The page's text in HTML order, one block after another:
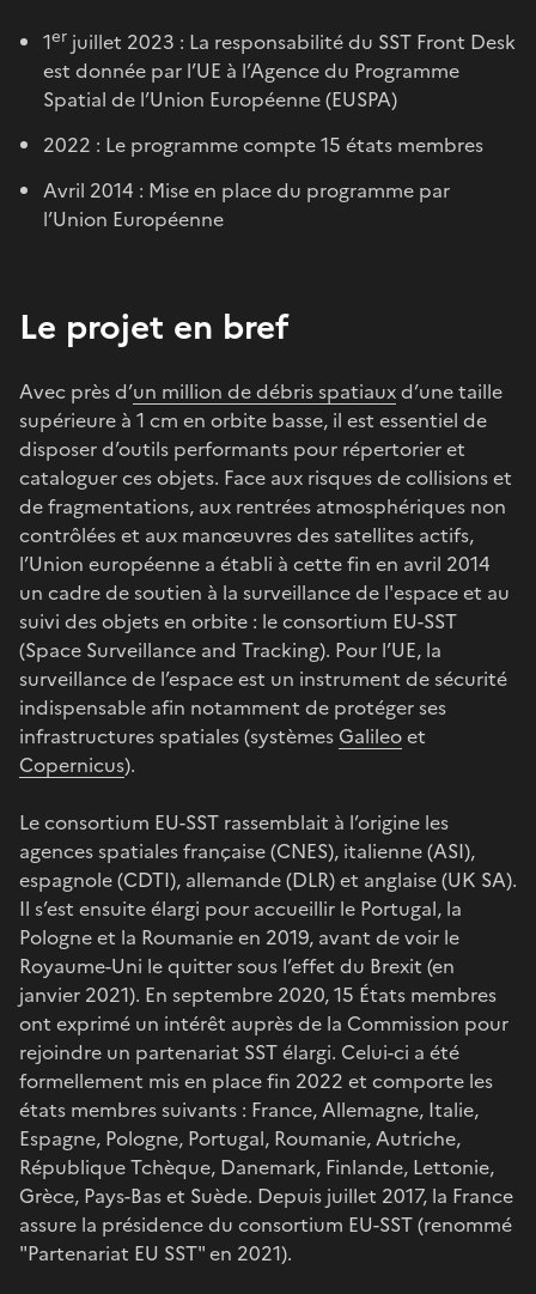
1er juillet 2023 : La responsabilité du SST Front Desk
est donnée par l’UE à l’Agence du Programme
Spatial de l’Union Européenne (EUSPA)
2022 : Le programme compte 15 états membres
Avril 2014 : Mise en place du programme par
l’Union Européenne
Le projet en bref
Avec près d’un million de débris spatiauxd’une taille
supérieure à 1 cm en orbite basse, il est essentiel de
disposer d’outils performants pour répertorier et
cataloguer ces objets. Face aux risques de collisions et
de fragmentations, aux rentrées atmosphériques non
contrôlées et aux manœuvres des satellites actifs,
l’Union européenne a établi à cette fin en avril 2014
un cadre de soutien à la surveillance de l'espace et au
suivi des objets en orbite : le consortium EU-SST
(Space Surveillance and Tracking). Pour l’UE, la
surveillance de l’espace est un instrument de sécurité
indispensable afin notamment de protéger ses
infrastructures spatiales (systèmes Galileoet
Copernicus).
Le consortium EU-SST rassemblait à l’origine les
agences spatiales française (CNES), italienne (ASI),
espagnole (CDTI), allemande (DLR) et anglaise (UK SA).
Il s’est ensuite élargi pour accueillir le Portugal, la
Pologne et la Roumanie en 2019, avant de voir le
Royaume-Uni le quitter sous l’effet du Brexit (en
janvier 2021). En septembre 2020, 15 États membres
ont exprimé un intérêt auprès de la Commission pour
rejoindre un partenariat SST élargi. Celui-ci a été
formellement mis en place fin 2022 et comporte les
états membres suivants : France, Allemagne, Italie,
Espagne, Pologne, Portugal, Roumanie, Autriche,
République Tchèque, Danemark, Finlande, Lettonie,
Grèce, Pays-Bas et Suède. Depuis juillet 2017, la France
assure la présidence du consortium EU-SST (renommé
"Partenariat EU SST" en 2021).